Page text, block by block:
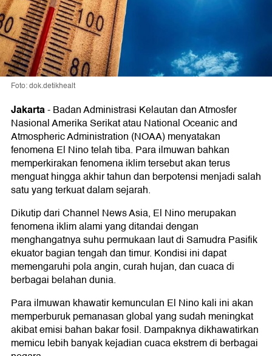
Foto: dok.detikhealt
Jakarta-Badan Administrasi Kelautan dan Atmosfer
Nasional Amerika Serikat atau National Oceanic and
Atmospheric Administration (NOAA) menyatakan
fenomena El Nino telah tiba. Para ilmuwan bahkan
memperkirakan fenomena iklim tersebut akan terus
menguat hingga akhir tahun dan berpotensi menjadi salah
satu yang terkuat dalam sejarah.
Dikutip dari Channel News Asia, El Nino merupakan
fenomena iklim alami yang ditandai dengan
menghangatnya suhu permukaan laut di Samudra Pasifik
ekuator bagian tengah dan timur. Kondisi ini dapat
memengaruhi pola angin, curah hujan, dan cuaca di
berbagai belahan dunia.
Para ilmuwan khawatir kemunculan El Nino kali ini akan
memperburuk pemanasan global yang sudah meningkat
akibat emisi bahan bakar fosil. Dampaknya dikhawatirkan
memicu lebih banyak kejadian cuaca ekstrem di berbagai